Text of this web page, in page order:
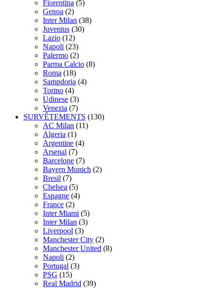
Fiorentina (5)
Genoa (2)
Inter Milan (38)
Juventus (30)
Lazio (12)
Napoli (23)
Palermo (2)
Parma Calcio (8)
Roma (18)
Sampdoria (4)
Torino (4)
Udinese (3)
Venezia (7)
SURVÊTEMENTS (130)
AC Milan (11)
Algeria (1)
Argentine (4)
Arsenal (7)
Barcelone (7)
Bayern Munich (2)
Bresil (7)
Chelsea (5)
Espagne (4)
France (2)
Inter Miami (5)
Inter Milan (3)
Liverpool (3)
Manchester City (2)
Manchester United (8)
Napoli (2)
Portugal (3)
PSG (15)
Real Madrid (39)